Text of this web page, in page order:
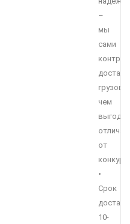
–
мы
сами
грузов,
чем
выгодно
от
•
Срок
10-